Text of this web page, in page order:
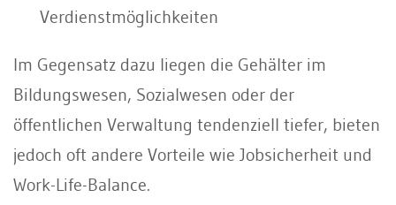
Verdienstmöglichkeiten
Im Gegensatz dazu liegen die Gehälter im
Bildungswesen, Sozialwesen oder der
öffentlichen Verwaltung tendenziell tiefer, bieten
jedoch oft andere Vorteile wie Jobsicherheit und
Work-Life-Balance.